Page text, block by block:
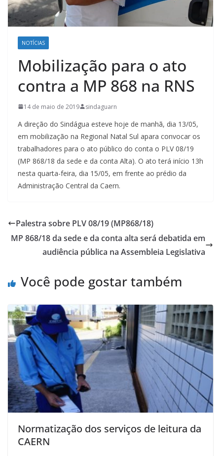
NOTÍCIAS
Mobilização para o ato
contra a MP 868 na RNS
14 de maio de 2019 sindaguarn
A direção do Sindágua esteve hoje de manhã, dia 13/05,
em mobilização na Regional Natal Sul apara convocar os
trabalhadores para o ato público do conta o PLV 08/19
(MP 868/18 da sede e da conta Alta). O ato terá início 13h
nesta quarta-feira, dia 15/05, em frente ao prédio da
Administração Central da Caern.
Palestra sobre PLV 08/19 (MP868/18)
MP 868/18 da sede e da conta alta será debatida em
audiência pública na Assembleia Legislativa
Você pode gostar também
Normatização dos serviços de leitura da
CAERN